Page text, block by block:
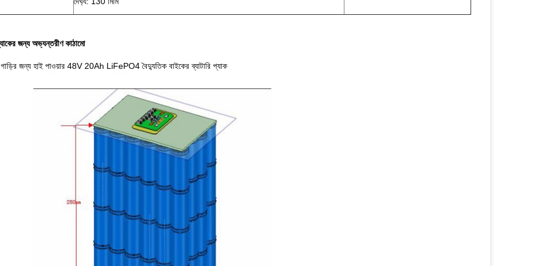
জন্য অভ্যন্তরীণ কাঠামো
জন্য হাই পাওয়ার 48V 20Ah LiFePO4 বৈদ্যুতিক বাইকের ব্যাটারি প্যাক